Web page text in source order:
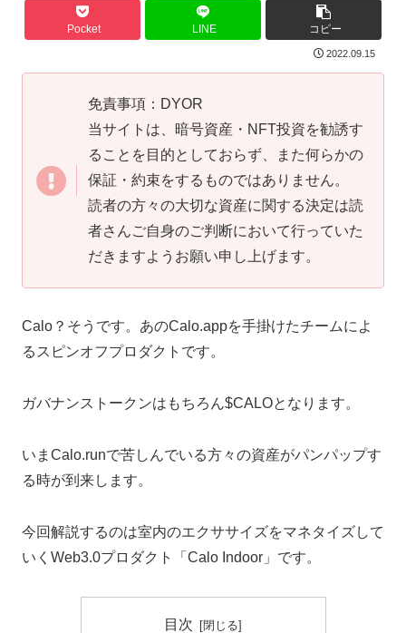
Pocket LINE コピー
2022.09.15
免責事項：DYOR
当サイトは、暗号資産・NFT投資を勧誘す
ることを目的としておらず、また何らかの
保証・約束をするものではありません。
読者の方々の大切な資産に関する決定は読
者さんご自身のご判断において行っていた
だきますようお願い申し上げます。
Calo？そうです。あのCalo.appを手掛けたチームによ
るスピンオフプロダクトです。
ガバナンストークンはもちろん$CALOとなります。
いまCalo.runで苦しんでいる方々の資産がパンパップす
る時が到来します。
今回解説するのは室内のエクササイズをマネタイズして
いくWeb3.0プロダクト「Calo Indoor」です。
目次